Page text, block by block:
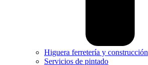
Higuera ferretería y construcción
Servicios de pintado